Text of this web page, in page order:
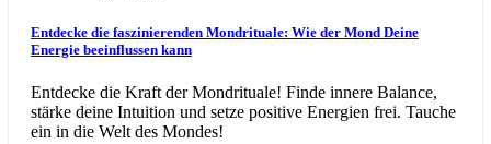
Entdecke die faszinierenden Mondrituale: Wie der Mond Deine
Energie beeinflussen kann
Entdecke die Kraft der Mondrituale! Finde innere Balance,
stärke deine Intuition und setze positive Energien frei. Tauche
ein in die Welt des Mondes!